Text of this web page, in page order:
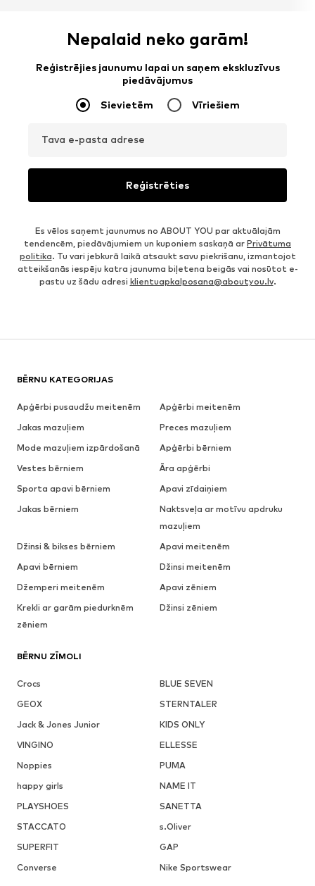
Nepalaid neko garām!
Reģistrējies jaunumu lapai un saņem ekskluzīvus
piedāvājumus
Sievietēm Vīriešiem
Tava e-pasta adrese
Reģistrēties
Es vēlos saņemt jaunumus no ABOUT YOU par aktuālajām
tendencēm, piedāvājumiem un kuponiem saskaņā ar Privātuma
politika. Tu vari jebkurā laikā atsaukt savu piekrišanu, izmantojot
atteikšanās iespēju katra jaunuma biļetena beigās vai nosūtot e-
pastu uz šādu adresi klientuapkalposana@aboutyou.lv.
BĒRNU KATEGORIJAS
Apģērbi pusaudžu meitenēm
Apģērbi meitenēm
Jakas mazuļiem
Preces mazuļiem
Mode mazuļiem izpārdošanā
Apģērbi bērniem
Vestes bērniem
Āra apģērbi
Sporta apavi bērniem
Apavi zīdaiņiem
Jakas bērniem
Naktsveļa ar motīvu apdruku
mazuļiem
Džinsi & bikses bērniem
Apavi meitenēm
Apavi bērniem
Džinsi meitenēm
Džemperi meitenēm
Apavi zēniem
Krekli ar garām piedurknēm
zēniem
Džinsi zēniem
BĒRNU ZĪMOLI
Crocs
BLUE SEVEN
GEOX
STERNTALER
Jack & Jones Junior
KIDS ONLY
VINGINO
ELLESSE
Noppies
PUMA
happy girls
NAME IT
PLAYSHOES
SANETTA
STACCATO
s.Oliver
SUPERFIT
GAP
Converse
Nike Sportswear